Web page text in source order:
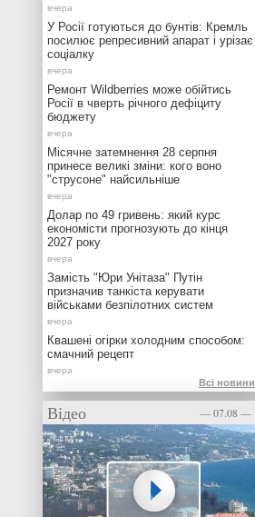
У Росії готуються до бунтів: Кремль
посилює репресивний апарат і урізає
соціалку
Ремонт Wildberries може обійтись
Росії в чверть річного дефіциту
бюджету
Місячне затемнення 28 серпня
принесе великі зміни: кого воно
"струсоне" найсильніше
Долар по 49 гривень: який курс
економісти прогнозують до кінця
2027 року
Замість "Юри Унітаза" Путін
призначив танкіста керувати
військами безпілотних систем
Квашені огірки холодним способом:
смачний рецепт
Всі новини
Відео — 07.08 —